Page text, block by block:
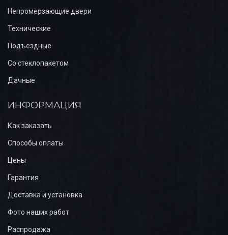
Непромерзающие двери
Технические
Подъездные
Со стеклопакетом
Дачные
ИНФОРМАЦИЯ
Как заказать
Способы оплаты
Цены
Гарантия
Доставка и установка
Фото наших работ
Распродажа